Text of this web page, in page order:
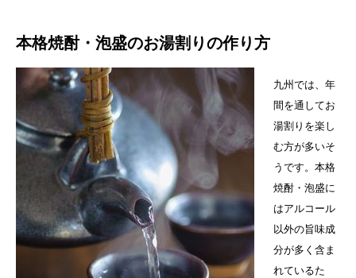
本格焼酎・泡盛のお湯割りの作り方
九州では、年
間を通してお
湯割りを楽し
む方が多いそ
うです。本格
焼酎・泡盛に
はアルコール
以外の旨味成
分が多く含ま
れているた